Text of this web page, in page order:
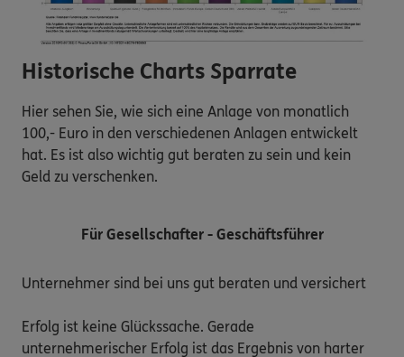
Historische Charts Sparrate
Hier sehen Sie, wie sich eine Anlage von monatlich
100,- Euro in den verschiedenen Anlagen entwickelt
hat. Es ist also wichtig gut beraten zu sein und kein
Geld zu verschenken.
Für Gesellschafter - Geschäftsführer
Unternehmer sind bei uns gut beraten und versichert
Erfolg ist keine Glückssache. Gerade
unternehmerischer Erfolg ist das Ergebnis von harter